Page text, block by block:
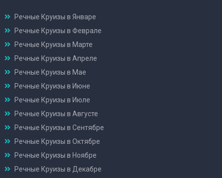
Речные Круизы в Январе
Речные Круизы в Феврале
Речные Круизы в Марте
Речные Круизы в Апреле
Речные Круизы в Мае
Речные Круизы в Июне
Речные Круизы в Июле
Речные Круизы в Августе
Речные Круизы в Сентябре
Речные Круизы в Октябре
Речные Круизы в Ноябре
Речные Круизы в Декабре